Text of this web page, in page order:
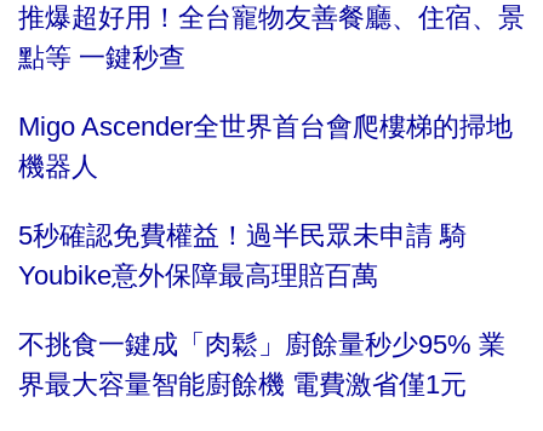
推爆超好用！全台寵物友善餐廳、住宿、景
點等 一鍵秒查
Migo Ascender全世界首台會爬樓梯的掃地
機器人
5秒確認免費權益！過半民眾未申請 騎
Youbike意外保障最高理賠百萬
不挑食一鍵成「肉鬆」廚餘量秒少95% 業
界最大容量智能廚餘機 電費激省僅1元